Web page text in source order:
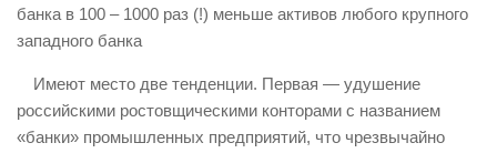
банка в 100 – 1000 раз (!) меньше активов любого крупного
западного банка
Имеют место две тенденции. Первая — удушение
российскими ростовщическими конторами с названием
«банки» промышленных предприятий, что чрезвычайно